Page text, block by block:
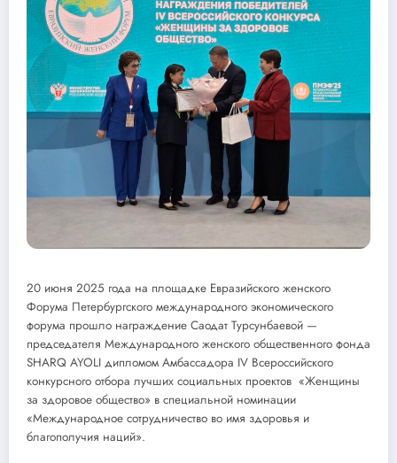
20 июня 2025 года на площадке Евразийского женского
Форума Петербургского международного экономического
форума прошло награждение Саодат Турсунбаевой —
председателя Международного женского общественного фонда
SHARQ AYOLI дипломом Амбассадора IV Всероссийского
конкурсного отбора лучших социальных проектов «Женщины
за здоровое общество» в специальной номинации
«Международное сотрудничество во имя здоровья и
благополучия наций».